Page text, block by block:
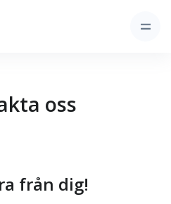
oss
från dig!